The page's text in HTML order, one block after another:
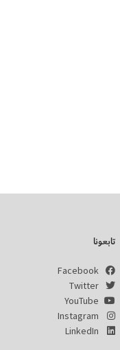
تابعونا
Facebook
Twitter
YouTube
Instagram
LinkedIn